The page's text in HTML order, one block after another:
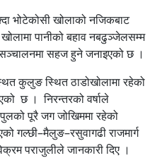
भोटेकोसी खोलाको नजिकबाट
पानीको बहाव नबढुञ्जेलसम्म
सञ्चालनमा सहज हुने जनाइएको छ ।
कुलुङ स्थित ठाडोखोलामा रहेको
छ । निरन्तरको वर्षाले
पूरै जग जोखिममा रहेको
गल्छी–मैलुङ–रसुवागढी राजमार्ग
पराजुलीले जानकारी दिए ।